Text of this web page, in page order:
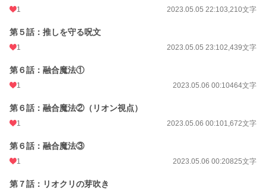
お気に入り
24h.ポイント 0 pt
文字数
更新日時 2026.03.10 22:59
初回公開日時
週間ポイント 28 pt (56,925 位)
1 2023.05.05 22:103,210文字
第５話：推しを守る呪文
1 2023.05.05 23:102,439文字
第６話：融合魔法①
1 2023.05.06 00:10464文字
第６話：融合魔法②（リオン視点）
1 2023.05.06 00:101,672文字
第６話：融合魔法③
1 2023.05.06 00:20825文字
第７話：リオクリの芽吹き